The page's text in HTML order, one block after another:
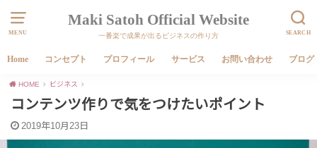
MENU SEARCH
Maki Satoh Official Website
一番楽で成果が出るビジネスの作り方
Home コンセプト プロフィール サービス お問い合わせ ブログ
HOME ビジネス
コンテンツ作りで気をつけたいポイント
2019年10月23日